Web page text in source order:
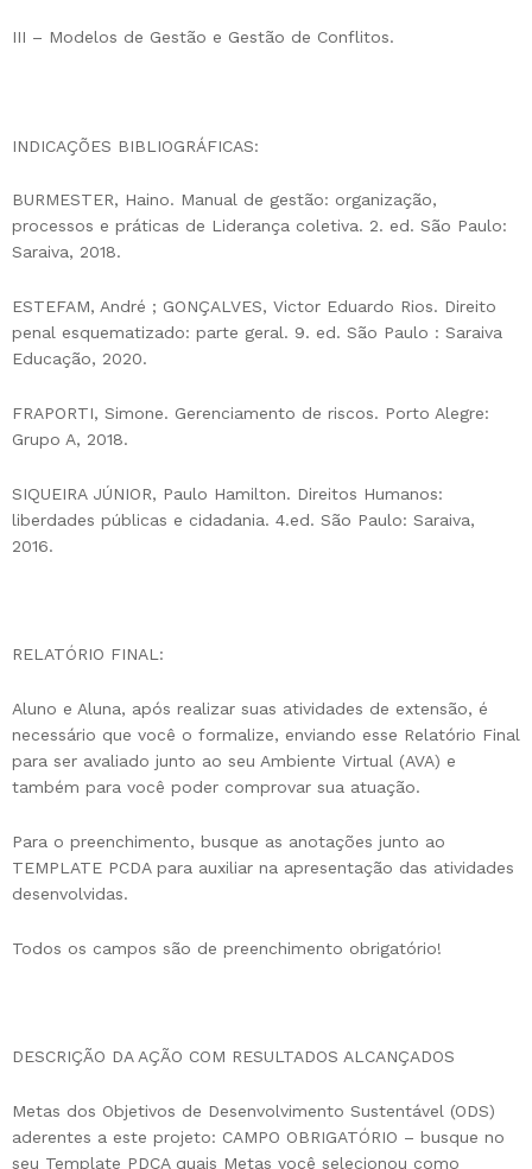
III – Modelos de Gestão e Gestão de Conflitos.
INDICAÇÕES BIBLIOGRÁFICAS:
BURMESTER, Haino. Manual de gestão: organização,
processos e práticas de Liderança coletiva. 2. ed. São Paulo:
Saraiva, 2018.
ESTEFAM, André ; GONÇALVES, Victor Eduardo Rios. Direito
penal esquematizado: parte geral. 9. ed. São Paulo : Saraiva
Educação, 2020.
FRAPORTI, Simone. Gerenciamento de riscos. Porto Alegre:
Grupo A, 2018.
SIQUEIRA JÚNIOR, Paulo Hamilton. Direitos Humanos:
liberdades públicas e cidadania. 4.ed. São Paulo: Saraiva,
2016.
RELATÓRIO FINAL:
Aluno e Aluna, após realizar suas atividades de extensão, é
necessário que você o formalize, enviando esse Relatório Final
para ser avaliado junto ao seu Ambiente Virtual (AVA) e
também para você poder comprovar sua atuação.
Para o preenchimento, busque as anotações junto ao
TEMPLATE PCDA para auxiliar na apresentação das atividades
desenvolvidas.
Todos os campos são de preenchimento obrigatório!
DESCRIÇÃO DA AÇÃO COM RESULTADOS ALCANÇADOS
Metas dos Objetivos de Desenvolvimento Sustentável (ODS)
aderentes a este projeto: CAMPO OBRIGATÓRIO – busque no
seu Template PDCA quais Metas você selecionou como